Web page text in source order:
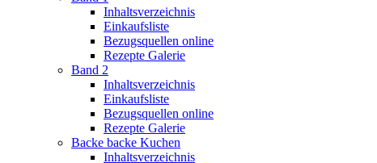
Inhaltsverzeichnis
Einkaufsliste
Bezugsquellen online
Rezepte Galerie
Band 2
Inhaltsverzeichnis
Einkaufsliste
Bezugsquellen online
Rezepte Galerie
Backe backe Kuchen
Inhaltsverzeichnis